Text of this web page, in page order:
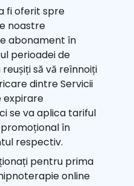
fi oferit spre
noastre
abonament în
perioadei de
să vă reînnoiți
dintre Servicii
expirare
se va aplica tariful
în
respectiv.
pentru prima
online